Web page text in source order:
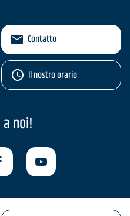
Contatto
Il nostro orario
noi!